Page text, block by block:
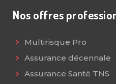
Nos offres
Multirisque Pro
Assurance décennale
Assurance Santé TNS